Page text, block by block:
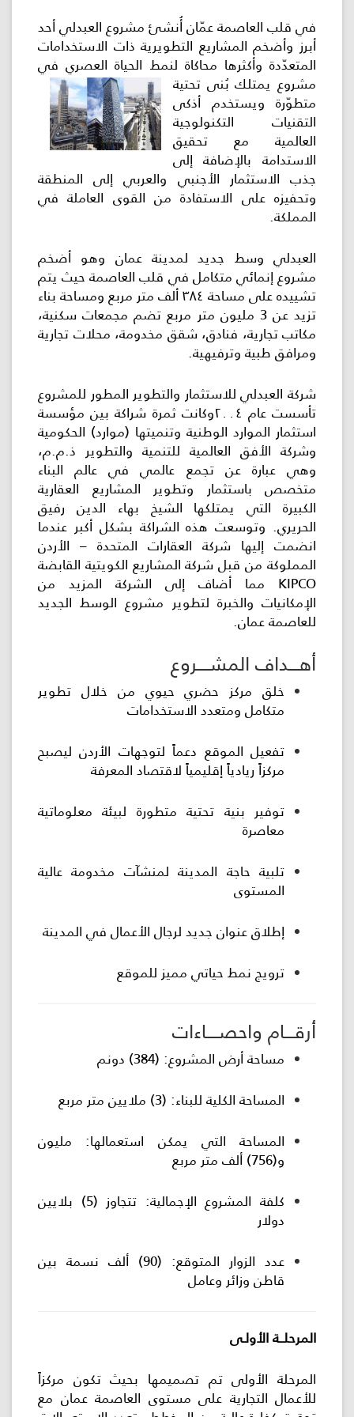
اللجنة
اللوائية
المشاريع
الاستثمارات
المركز
الإعلامي
اتصل
في قلب العاصمة عمّان أُنشئ مشروع العبدلي أحد
أبرز وأضخم المشاريع التطويرية ذات الاستخدامات
المتعدّدة وأكثرها محاكاة لنمط الحياة العصري في
مشروع يمتلك بُنى تحتية
متطوّرة ويستخدم أذكى
التقنيات التكنولوجية
العالمية مع تحقيق
الاستدامة بالإضافة إلى
جذب الاستثمار الأجنبي والعربي إلى المنطقة
وتحفيزه على الاستفادة من القوى العاملة في
المملكة.
العبدلي وسط جديد لمدينة عمان وهو أضخم
مشروع إنمائي متكامل في قلب العاصمة حيث يتم
تشييده على مساحة ٣٨٤ ألف متر مربع ومساحة بناء
تزيد عن 3 مليون متر مربع تضم مجمعات سكنية،
مكاتب تجارية، فنادق، شقق مخدومة، محلات تجارية
ومرافق طبية وترفيهية.
شركة العبدلي للاستثمار والتطوير المطور للمشروع
تأسست عام ٢٠٠٤وكانت ثمرة شراكة بين مؤسسة
استثمار الموارد الوطنية وتنميتها (موارد) الحكومية
وشركة الأفق العالمية للتنمية والتطوير ذ.م.م،
وهي عبارة عن تجمع عالمي في عالم البناء
متخصص باستثمار وتطوير المشاريع العقارية
الكبيرة التي يمتلكها الشيخ بهاء الدين رفيق
الحريري. وتوسعت هذه الشراكة بشكل أكبر عندما
انضمت إليها شركة العقارات المتحدة – الأردن
المملوكة من قبل شركة المشاريع الكويتية القابضة
KIPCO مما أضاف إلى الشركة المزيد من
الإمكانيات والخبرة لتطوير مشروع الوسط الجديد
للعاصمة عمان.
أهـــداف المشــــروع
خلق مركز حضري حيوي من خلال تطوير
متكامل ومتعدد الاستخدامات
تفعيل الموقع دعماً لتوجهات الأردن ليصبح
مركزاً ريادياً إقليمياً لاقتصاد المعرفة
توفير بنية تحتية متطورة لبيئة معلوماتية
معاصرة
تلبية حاجة المدينة لمنشآت مخدومة عالية
المستوى
إطلاق عنوان جديد لرجال الأعمال في المدينة
ترويج نمط حياتي مميز للموقع
أرقـــام واحصــــاءات
مساحة أرض المشروع: (384) دونم
المساحة الكلية للبناء: (3) ملايين متر مربع
المساحة التي يمكن استعمالها: مليون
و(756) ألف متر مربع
كلفة المشروع الإجمالية: تتجاوز (5) بلايين
دولار
عدد الزوار المتوقع: (90) ألف نسمة بين
قاطن وزائر وعامل
المرحلــة الأولـى
المرحلة الأولى تم تصميمها بحيث تكون مركزاً
للأعمال التجارية على مستوى العاصمة عمان مع